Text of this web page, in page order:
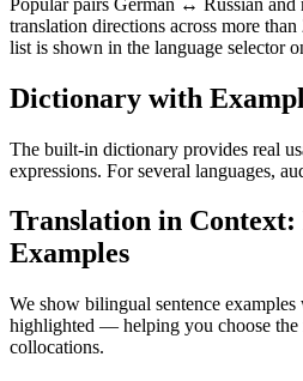
translation directions across more
list is shown in the language selector
Dictionary with
The built-in dictionary provides real
expressions. For several languages,
Translation in Context:
Examples
We show bilingual sentence
highlighted — helping you choose the
collocations.